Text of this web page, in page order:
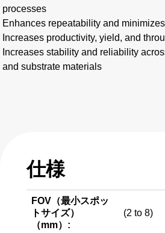
processes
Enhances repeatability and
Increases productivity, yield, and
Increases stability and reliability
and substrate materials
仕様
FOV（最小スポッ
トサイズ）
（mm）:
(2 to 8)